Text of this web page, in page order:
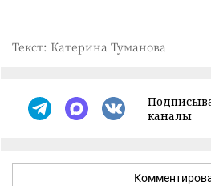
Текст: Катерина Туманова
каналы